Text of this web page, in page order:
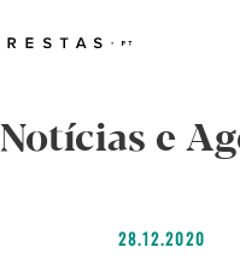
Notícias e
28.12.2020